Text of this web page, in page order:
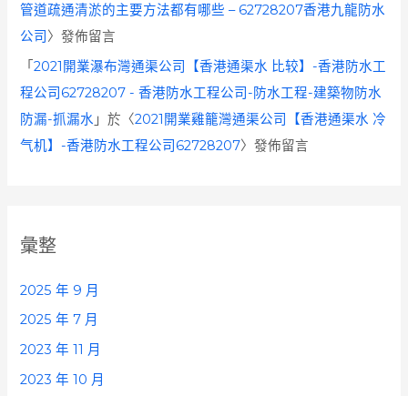
管道疏通清淤的主要方法都有哪些 – 62728207香港九龍防水
公司 〉發佈留言
「2021開業瀑布灣通渠公司【香港通渠水 比较】-香港防水工
程公司62728207 - 香港防水工程公司-防水工程-建築物防水
防漏-抓漏水 」於〈2021開業雞籠灣通渠公司【香港通渠水 冷
气机】-香港防水工程公司62728207〉發佈留言
彙整
2025 年 9 月
2025 年 7 月
2023 年 11 月
2023 年 10 月